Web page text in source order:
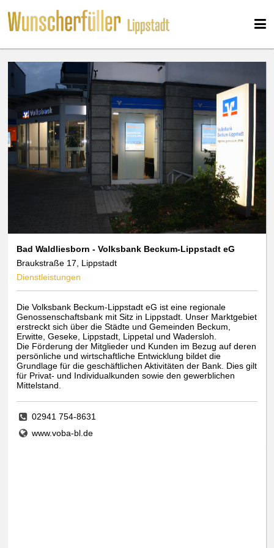
Bad Waldliesborn - Volksbank Beckum-Lippstadt eG
Braukstraße 17, Lippstadt
Dienstleistungen
Die Volksbank Beckum-Lippstadt eG ist eine regionale
Genossenschaftsbank mit Sitz in Lippstadt. Unser Marktgebiet
erstreckt sich über die Städte und Gemeinden Beckum,
Erwitte, Geseke, Lippstadt, Lippetal und Wadersloh.
Die Förderung der Mitglieder und Kunden im Bezug auf deren
persönliche und wirtschaftliche Entwicklung bildet die
Grundlage für die geschäftlichen Aktivitäten der Bank. Dies gilt
für Privat- und Individualkunden sowie den gewerblichen
Mittelstand.
02941 754-8631
www.voba-bl.de